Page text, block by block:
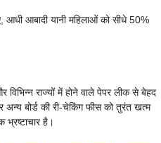
आधी आबादी यानी महिलाओं को सीधे 50%
विभिन्न राज्यों में होने वाले पेपर लीक से बेहद
बोर्ड की री-चेकिंग फीस को तुरंत खत्म
भ्रष्टाचार है।